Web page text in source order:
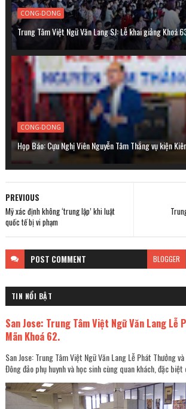
CONG-DONG
Trung Tâm Việt Ngữ Văn Lang SJ: Lễ khai giảng Khoá
CONG-DONG
Họp Báo: Cựu Nghị Viên Nguyễn Tâm Thắng vụ kiện
PREVIOUS
Mỹ xác định không ‘trung lập’ khi luật
quốc tế bị vi phạm
POST COMMENT BLOGGER
TIN NỔI BẬT
San Jose: Trung Tâm Việt Ngữ Văn Lang Lễ
Mãn Khoá 62.
San Jose: Trung Tâm Việt Ngữ Văn Lang Lễ Phát Thưởng
Đông đảo phụ huynh và học sinh cùng quan khách, đặc biệt